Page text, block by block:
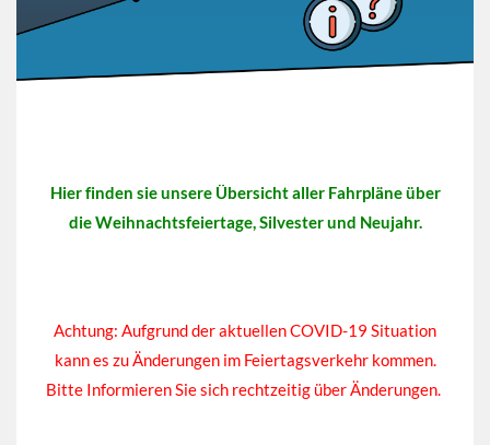
Hier finden sie unsere Übersicht aller Fahrpläne über
die Weihnachtsfeiertage, Silvester und Neujahr.
Achtung: Aufgrund der aktuellen COVID-19 Situation
kann es zu Änderungen im Feiertagsverkehr kommen.
Bitte Informieren Sie sich rechtzeitig über Änderungen.